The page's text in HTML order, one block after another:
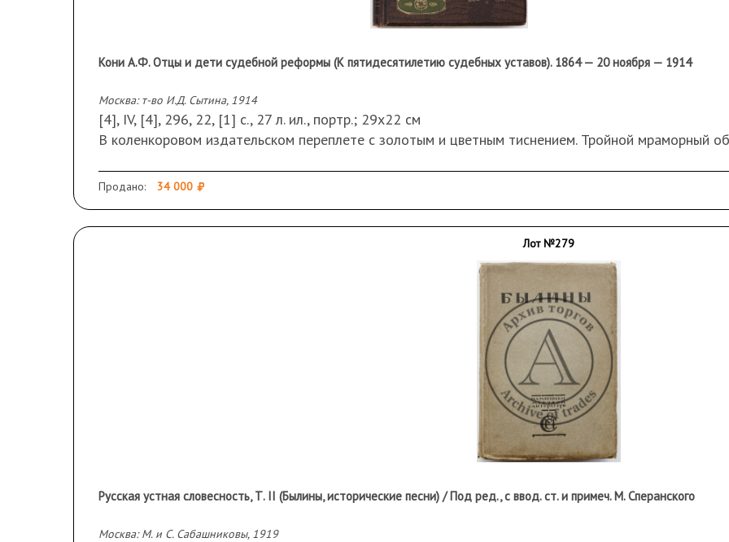
Кони А.Ф. Отцы и дети судебной реформы (К пятидесятилетию судебных уставов). 1864 — 20 ноября — 1914
Москва: т-во И.Д. Сытина, 1914
[4], IV, [4], 296, 22, [1] с., 27 л. ил., портр.; 29х22 см
В коленкоровом издательском переплете с золотым и цветным тиснением. Тройной мраморный
Продано: 34 000
Лот №279
Русская устная словесность, Т. II (Былины, исторические песни) / Под ред., с ввод. ст. и примеч. М. Сперанского
Москва: М. и С. Сабашниковы, 1919